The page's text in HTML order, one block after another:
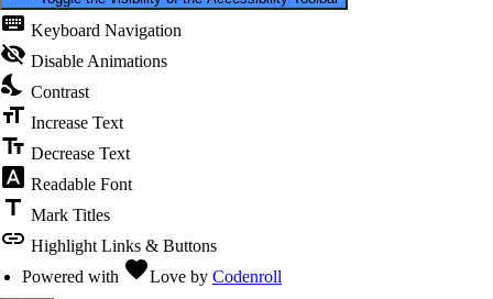
keyboard Keyboard Navigation
visibility_off Disable Animations
nights_stay Contrast
format_size Increase Text
text_fields Decrease Text
font_download Readable Font
title Mark Titles
link Highlight Links & Buttons
Powered with favoriteLove by Codenroll